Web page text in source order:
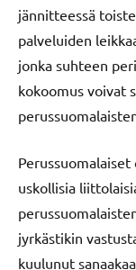
jännitteessä
palveluiden
jonka suhteen
kokoomus voivat
uskollisia
jyrkästikin
kuulunut